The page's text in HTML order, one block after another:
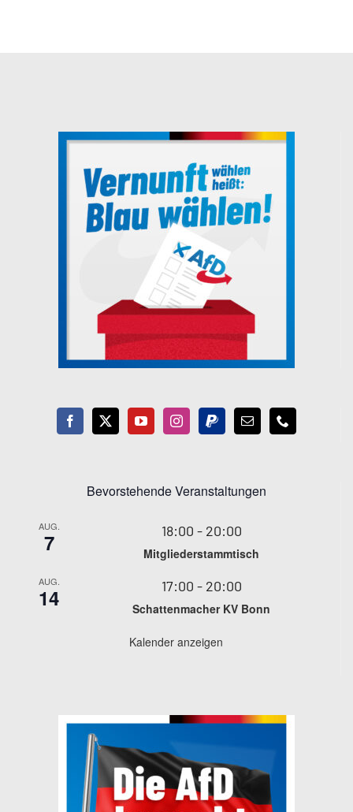
Bevorstehende Veranstaltungen
AUG.
7 18:00 - 20:00
Mitgliederstammtisch
AUG.
14 17:00 - 20:00
Schattenmacher KV Bonn
Kalender anzeigen